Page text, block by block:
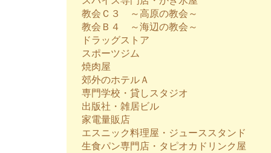
教会Ｃ３ ～高原の教会～
教会Ｂ４ ～海辺の教会～
ドラッグストア
スポーツジム
焼肉屋
郊外のホテルＡ
専門学校・貸しスタジオ
出版社・雑居ビル
家電量販店
エスニック料理屋・ジューススタンド
生食パン専門店・タピオカドリンク屋